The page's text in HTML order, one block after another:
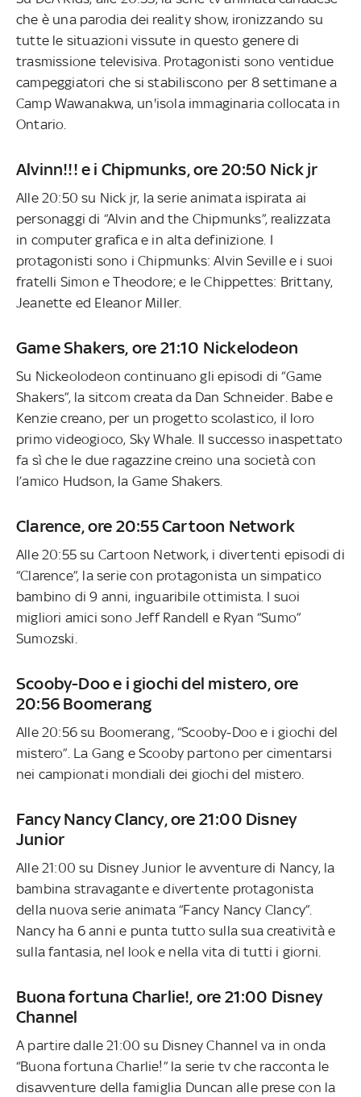
che è una parodia dei reality show, ironizzando su
tutte le situazioni vissute in questo genere di
trasmissione televisiva. Protagonisti sono ventidue
campeggiatori che si stabiliscono per 8 settimane a
Camp Wawanakwa, un'isola immaginaria collocata in
Ontario.
Alvinn!!! e i Chipmunks, ore 20:50 Nick jr
Alle 20:50 su Nick jr, la serie animata ispirata ai
personaggi di “Alvin and the Chipmunks”, realizzata
in computer grafica e in alta definizione. I
protagonisti sono i Chipmunks: Alvin Seville e i suoi
fratelli Simon e Theodore; e le Chippettes: Brittany,
Jeanette ed Eleanor Miller.
Game Shakers, ore 21:10 Nickelodeon
Su Nickeolodeon continuano gli episodi di “Game
Shakers”, la sitcom creata da Dan Schneider. Babe e
Kenzie creano, per un progetto scolastico, il loro
primo videogioco, Sky Whale. Il successo inaspettato
fa sì che le due ragazzine creino una società con
l’amico Hudson, la Game Shakers.
Clarence, ore 20:55 Cartoon Network
Alle 20:55 su Cartoon Network, i divertenti episodi di
“Clarence”, la serie con protagonista un simpatico
bambino di 9 anni, inguaribile ottimista. I suoi
migliori amici sono Jeff Randell e Ryan “Sumo”
Sumozski.
Scooby-Doo e i giochi del mistero, ore
20:56 Boomerang
Alle 20:56 su Boomerang, “Scooby-Doo e i giochi del
mistero”. La Gang e Scooby partono per cimentarsi
nei campionati mondiali dei giochi del mistero.
Fancy Nancy Clancy, ore 21:00 Disney
Junior
Alle 21:00 su Disney Junior le avventure di Nancy, la
bambina stravagante e divertente protagonista
della nuova serie animata “Fancy Nancy Clancy”.
Nancy ha 6 anni e punta tutto sulla sua creatività e
sulla fantasia, nel look e nella vita di tutti i giorni.
Buona fortuna Charlie!, ore 21:00 Disney
Channel
A partire dalle 21:00 su Disney Channel va in onda
“Buona fortuna Charlie!” la serie tv che racconta le
disavventure della famiglia Duncan alle prese con la